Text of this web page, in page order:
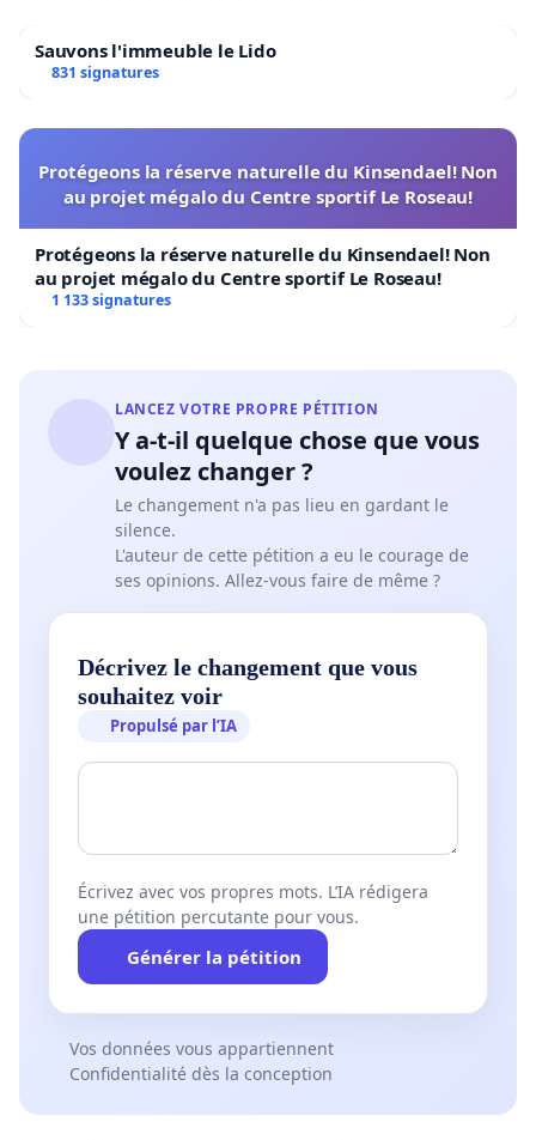
Sauvons l'immeuble le Lido
831 signatures
Protégeons la réserve naturelle du Kinsendael! Non
au projet mégalo du Centre sportif Le Roseau!
Protégeons la réserve naturelle du Kinsendael! Non
au projet mégalo du Centre sportif Le Roseau!
1 133 signatures
LANCEZ VOTRE PROPRE PÉTITION
Y a-t-il quelque chose que vous
voulez changer ?
Le changement n'a pas lieu en gardant le
silence.
L'auteur de cette pétition a eu le courage de
ses opinions. Allez-vous faire de même ?
Décrivez le changement que vous
souhaitez voir
Propulsé par l’IA
Écrivez avec vos propres mots. L’IA rédigera
une pétition percutante pour vous.
Générer la pétition
Vos données vous appartiennent
Confidentialité dès la conception